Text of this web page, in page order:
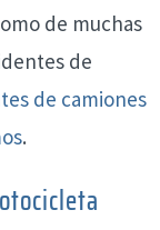
de muchas
de
de camiones
.